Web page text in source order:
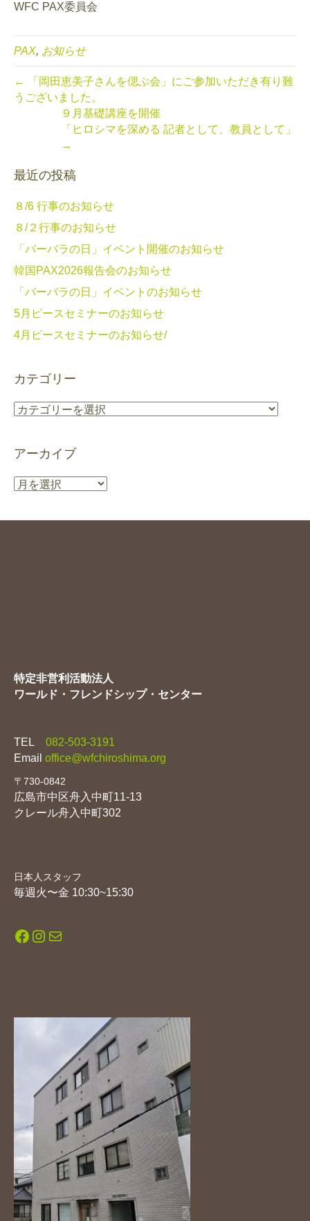
WFC PAX委員会
PAX, お知らせ
← 「岡田恵美子さんを偲ぶ会」にご参加いただき有り難
うございました。
９月基礎講座を開催
「ヒロシマを深める 記者として、教員として」
→
最近の投稿
８/6 行事のお知らせ
８/２行事のお知らせ
「バーバラの日」イベント開催のお知らせ
韓国PAX2026報告会のお知らせ
「バーバラの日」イベントのお知らせ
5月ピースセミナーのお知らせ
4月ピースセミナーのお知らせ/
カテゴリー
カ
リ
アーカイブ
ア
特定非営利活動法人
ワールド・フレンドシップ・センター
TEL
082-503-3191
Email office@wfchiroshima.org
〒730-0842
広島市中区舟入中町11-13
クレール舟入中町302
日本人スタッフ
毎週火〜金 10:30~15:30
Facebook
Instagram
メール